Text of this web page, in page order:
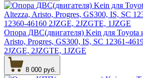
Опора ДВС(двигателя) Kein для Toyota
Aristo, Progres, GS300, IS, SC 12361-
2JZGE, 2JZGTE, 1JZGE
8 000 руб.